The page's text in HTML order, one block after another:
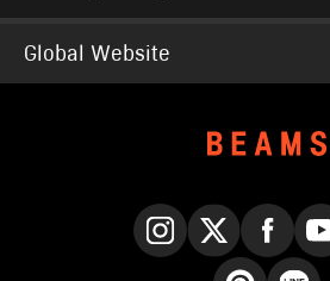
Global Website